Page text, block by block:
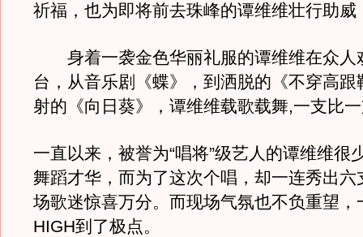
祈福，也为即将前去珠峰的谭维维壮行助威
身着一袭金色华丽礼服的谭维维在众人
台，从音乐剧《蝶》，到洒脱的《不穿高跟
射的《向日葵》，谭维维载歌载舞,一支比
一直以来，被誉为“唱将”级艺人的谭维维很
舞蹈才华，而为了这次个唱，却一连秀出六
场歌迷惊喜万分。而现场气氛也不负重望，
HIGH到了极点。